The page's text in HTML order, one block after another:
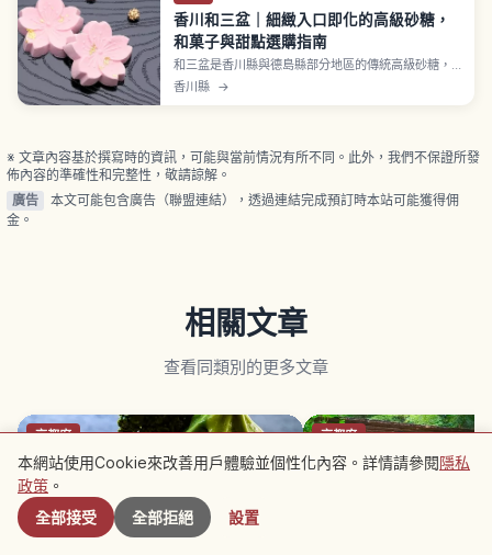
香川和三盆｜細緻入口即化的高級砂糖，
和菓子與甜點選購指南
和三盆是香川縣與德島縣部分地區的傳統高級砂糖，
以獨特的「研磨」與「壓榨」手工工序製作，原料為
解說。
香川縣 →
※ 文章內容基於撰寫時的資訊，可能與當前情況有所不同。此外，我們不保證所發
佈內容的準確性和完整性，敬請諒解。
廣告
本文可能包含廣告（聯盟連結），透過連結完成預訂時本站可能獲得佣
金。
相關文章
查看同類別的更多文章
京都府 京都府
附近景點
本網站使用Cookie來改善用戶體驗並個性化內容。詳情請參閱隱私
政策 。
全部接受
全部拒絕 設置